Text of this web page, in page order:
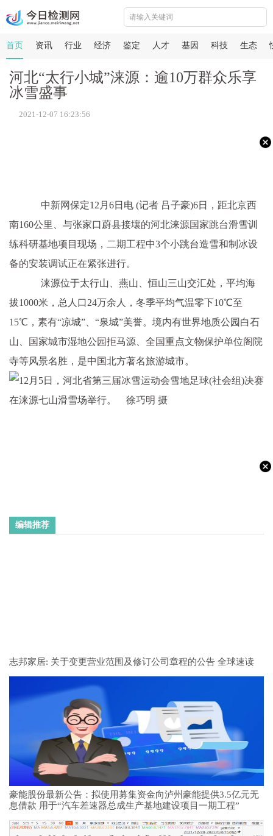
首页 资讯 行业 经济 鉴定 人才 基因 科技 生态
河北“太行小城”涞源：逾10万群众乐享
冰雪盛事
2021-12-07 16:23:56
中新网保定12月6日电 (记者 吕子豪)6日，距北京西
南160公里、与张家口蔚县接壤的河北涞源国家跳台滑雪训
练科研基地项目现场，二期工程中3个小跳台造雪和制冰设
备的安装调试正在紧张进行。
涞源位于太行山、燕山、恒山三山交汇处，平均海
拔1000米，总人口24万余人，冬季平均气温零下10℃至
15℃，素有“凉城”、“泉城”美誉。境内有世界地质公园白石
山、国家城市湿地公园拒马源、全国重点文物保护单位阁院
寺等风景名胜，是中国北方著名旅游城市。
编辑推荐
志邦家居: 关于变更营业范围及修订公司章程的公告 全球速读
豪能股份最新公告：拟使用募集资金向泸州豪能提供3.5亿元无
息借款 用于“汽车差速器总成生产基地建设项目一期工程”